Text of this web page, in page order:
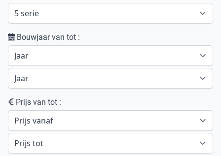
Bouwjaar van tot :
Prijs van tot :